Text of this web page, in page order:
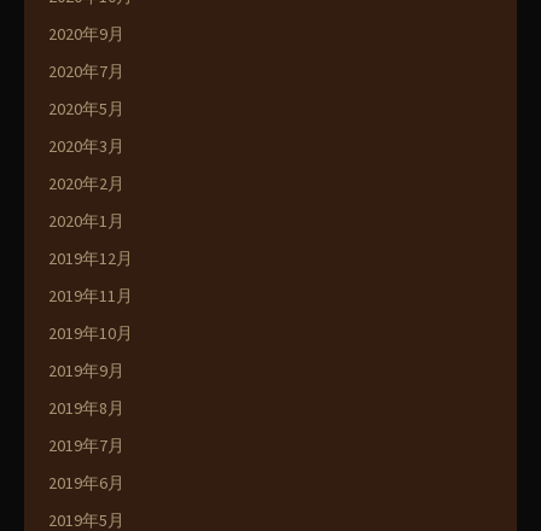
2020年9月
2020年7月
2020年5月
2020年3月
2020年2月
2020年1月
2019年12月
2019年11月
2019年10月
2019年9月
2019年8月
2019年7月
2019年6月
2019年5月